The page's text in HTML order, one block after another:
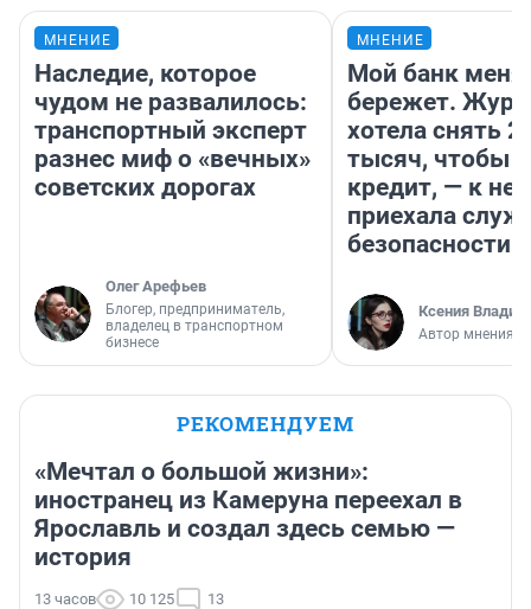
МНЕНИЕ
Наследие, которое
чудом не развалилось:
транспортный эксперт
разнес миф о «вечных»
советских дорогах
Олег Арефьев
Блогер, предприниматель,
владелец в транспортном
бизнесе
МНЕНИЕ
Мой банк меня
бережет.
хотела снять
тысяч, чтобы
кредит, — к
приехала
безопасности
Ксения
Автор мнения
РЕКОМЕНДУЕМ
«Мечтал о большой жизни»:
иностранец из Камеруна переехал в
Ярославль и создал здесь семью —
история
13 часов 10 125 13